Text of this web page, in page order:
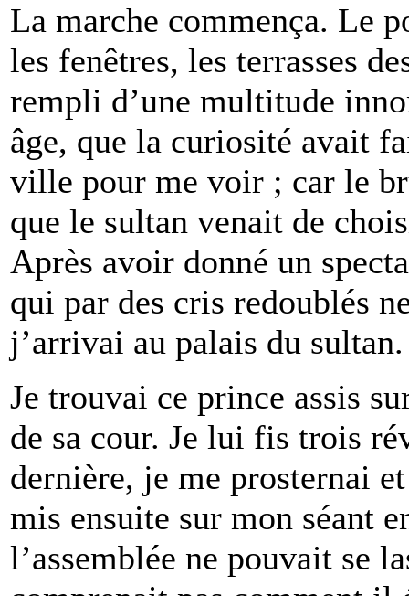
La marche commença. Le
les fenêtres, les terrasses
rempli d’une multitude
ge, que la curiosité avait
ville pour me voir ; car le
que le sultan venait de
Après avoir donné un
qui par des cris redoublés
j’arrivai au palais du sultan.
Je trouvai ce prince assis
de sa cour. Je lui fis trois
dernière, je me prosternai
mis ensuite sur mon séant
l’assemblée ne pouvait se